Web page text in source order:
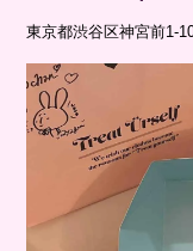
東京都渋谷区神宮前1-